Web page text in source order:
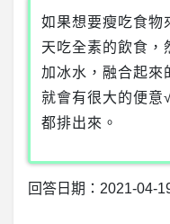
如果想要瘦吃食物
天吃全素的飲食，
加冰水，融合起來
就會有很大的便意
都排出來。
回答日期：2021-04-